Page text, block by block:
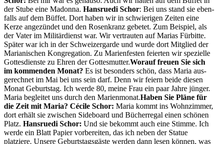
der Stube eine Madon­na. Han­srue­di Schor: Bei uns stand sie eben­
falls auf dem Büf­fet. Dort haben wir in schwieri­gen Zeit­en eine
Kerze angezün­det und den Rosenkranz gebetet. Zum Beispiel, als
der Vater im Mil­itär­di­enst war. Wir ver­traut­en auf Marias Für­bitte.
Später war ich in der Schweiz­er­garde und wurde dort Mit­glied der
Mar­i­an­is­chen Kon­gre­ga­tion. Zu Marien­festen feierten wir spezielle
Gottes­di­en­ste zu Ehren der Gottes­mut­ter.Worauf freuen Sie sich
im kom­menden Monat? Es ist beson­ders schön, dass Maria aus­
gerech­net im Mai bei uns sein darf. Denn wir feiern bei­de diesen
Monat Geburt­stag. Ich werde 80, meine Frau ein paar Jahre jünger.
Maria begleit­et uns durch den Marien­monat.Haben Sie Pläne für
die Zeit mit Maria? Cécile Schor: Maria kommt ins Wohnz­im­mer,
dort erhält sie zwis­chen Side­board und Bücher­re­gal einen schö­nen
Platz. Han­srue­di Schor: Und sie bekommt auch eine Stimme. Ich
werde ein Blatt Papi­er vor­bere­it­en, das ich neben der Stat­ue
platziere. Unsere Geburt­stags­gäste wer­den dann lesen kön­nen, was